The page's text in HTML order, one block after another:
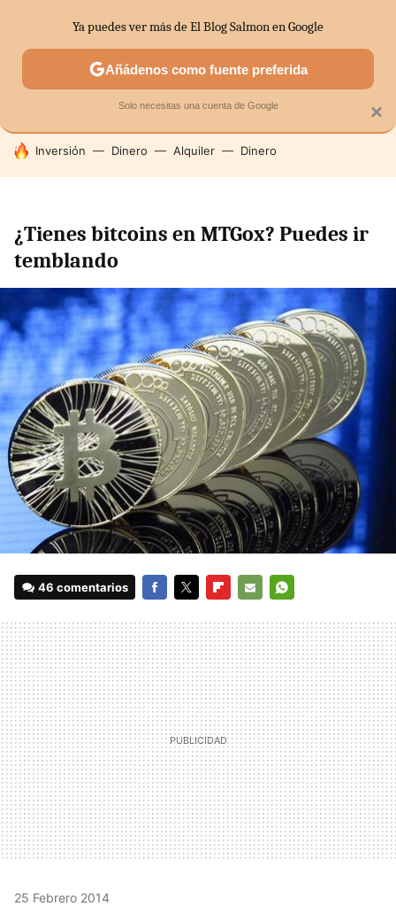
SECTORES ECONOMÍA DOMÉSTICA MERCADOS
HOY SE HABLA DE
Inversión Dinero Alquiler Dinero
¿Tienes bitcoins en MTGox? Puedes ir
temblando
46 comentarios
MAIL
25 Febrero 2014
×
Ya puedes ver más de El Blog Salmon en Google
Añádenos como fuente preferida
Solo necesitas una cuenta de Google